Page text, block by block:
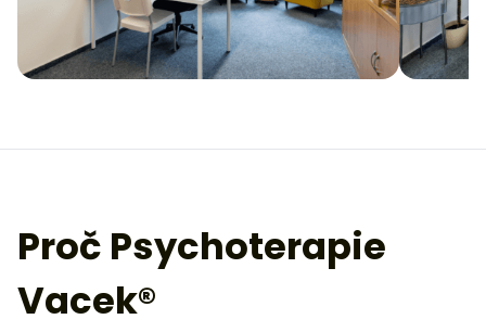
Proč Psychoterapie
Vacek®